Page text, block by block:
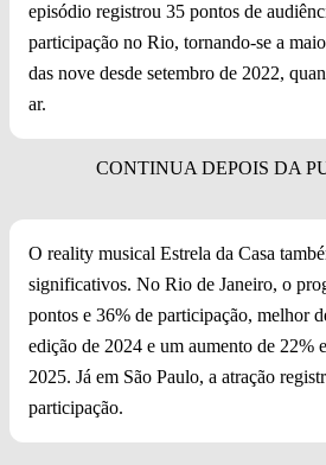
episódio registrou 35 pontos de
participação no Rio, tornando-se a
das nove desde setembro de 2022,
ar.
O reality musical Estrela da Casa
significativos. No Rio de Janeiro, o
pontos e 36% de participação, melhor
edição de 2024 e um aumento de 22%
2025. Já em São Paulo, a atração
participação.